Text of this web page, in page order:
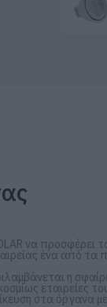
να προσφέρει
ένα από τα
η
εταιρείες
στα όργανα